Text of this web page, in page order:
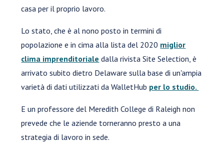
casa per il proprio lavoro.
Lo stato, che è al nono posto in termini di
popolazione e in cima alla lista del 2020 miglior
clima imprenditoriale dalla rivista Site Selection, è
arrivato subito dietro Delaware sulla base di un'ampia
varietà di dati utilizzati da WalletHub per lo studio.
E un professore del Meredith College di Raleigh non
prevede che le aziende torneranno presto a una
strategia di lavoro in sede.